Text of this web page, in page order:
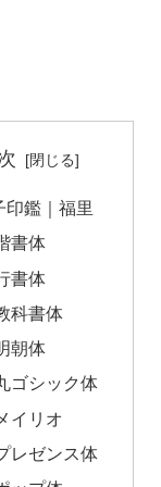
印鑑｜福里
書体
書体
科書体
朝体
ゴシック体
イリオ
レゼンス体